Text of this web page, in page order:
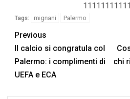
Tags: mignani Palermo
Previous
Il calcio si congratula col
Palermo: i complimenti di
UEFA e ECA
chi